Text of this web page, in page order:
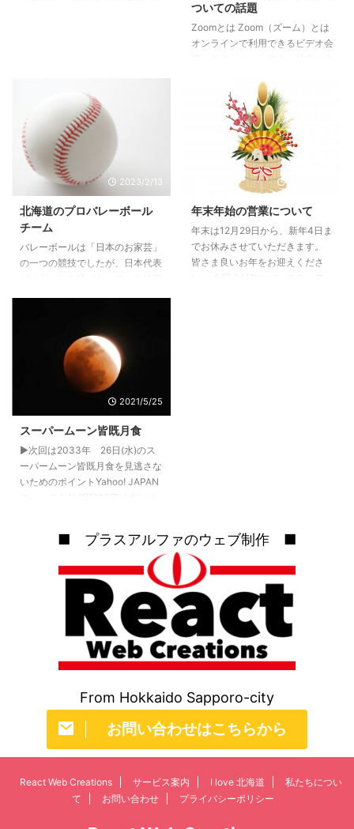
ついての話題
Zoomとは Zoom（ズーム）とは
オンラインで利用できるビデオ会
わせなども訪問せず、接触せずに
実施することが可能になります。
Zoomが人気の背景 世界的に広が
った新型コロナの影響により人と
の接触自粛が叫ばれており、ネッ
トワークを介したビデオ会議シス
テムは必然的に需要が高まりまし
システムとして大注目なのが
Zoomということです。それでは
なぜ、数あるビデオ会議システム
の中でもZoomが人気なのかとい
2023/2/13
北海道のプロバレーボール
チーム
バレーボールは「日本のお家芸」
の一つの競技でしたが、日本代表
オリンピックでは低迷していた男
子チームが善戦し、人気選手も登
場したことから人気が再燃してい
ます。 道内のチームはまだトッ
プカテゴリーのDIVISION 1には到
始め近い将来に昇格する見込みが
あるので応援しましょう！
V.LEAGUE／DIVISION2ヴォレア
ス北海道 https://twitter ...
年末年始の営業について
年末は12月29日から、新年4日ま
でお休みさせていただきます。
皆さま良いお年をお迎えくださ
2021/5/25
スーパームーン皆既月食
▶次回は2033年 26日(水)のス
ーパームーン皆既月食を見逃さな
いためのポイントYahoo! JAPAN
満月、いわゆるスーパームーンで
の皆既月食という非常にレアな月
が見れるそうです。 今回の皆既
月食のポイント 年に1度のスーパ
ームーンで皆既月食が見られる
（今回を逃すと次に見られるのは
2033年）日本全国広い範囲で観
測できそう肉眼でも観測可能（双
眼鏡や天体望遠鏡があれば尚可）
■ プラスアルファのウェブ制作 ■
From Hokkaido Sapporo-city
お問い合わせはこちらから
React Web Creations サービス案内 I love 北海道
私たちについ
て
お問い合わせ プライバシーポリシー